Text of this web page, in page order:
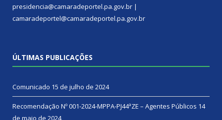
presidencia@camaradeportel.pa.gov.br |
camaradeportel@camaradeportel.pa.gov.br
ÚLTIMAS PUBLICAÇÕES
Comunicado 15 de julho de 2024
Recomendação Nº 001-2024-MPPA-PJ44ªZE – Agentes Públicos 14
de maio de 2024